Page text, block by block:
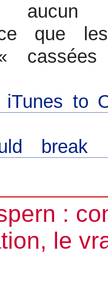
aucun
que
iTunes to
break
:
le